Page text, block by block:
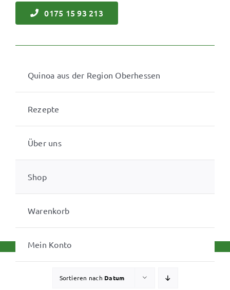
0175 15 93 213
Quinoa aus der Region Oberhessen
Rezepte
Über uns
Shop
Warenkorb
Mein Konto
Sortieren nach Datum